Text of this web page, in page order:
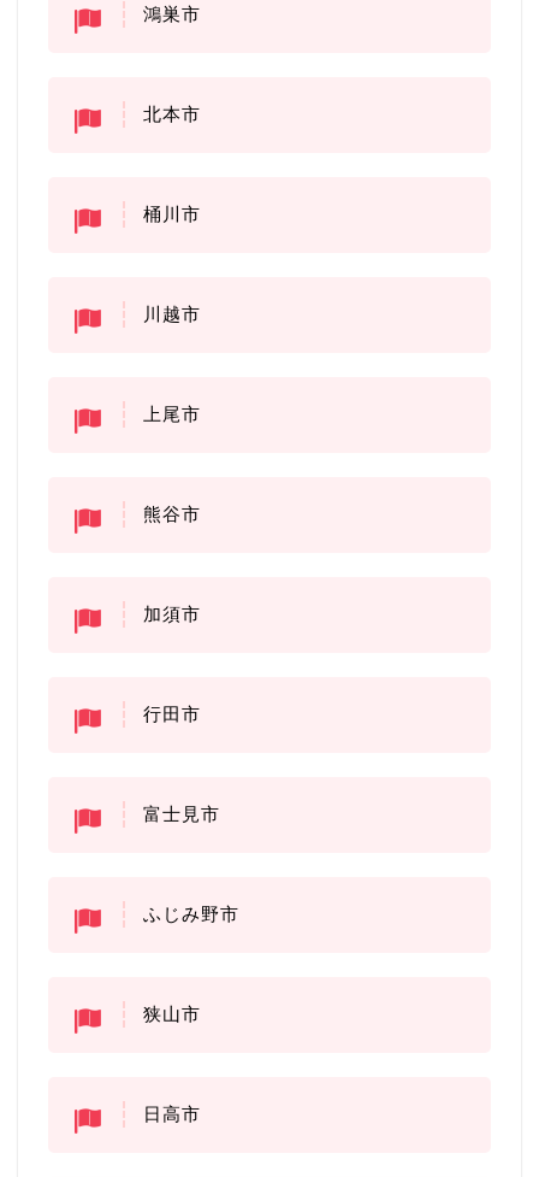
鴻巣市
北本市
桶川市
川越市
上尾市
熊谷市
加須市
行田市
富士見市
ふじみ野市
狭山市
日高市